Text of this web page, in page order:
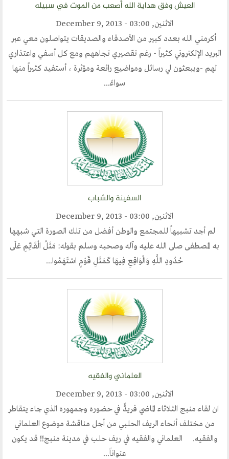
العيش وفق هداية الله أصعب من الموت في سبيله
الاثنين, December 9, 2013 - 03:00
أكرمني الله بعدد كبير من الأصدقاء والصديقات يتواصلون معي عبر
البريد الإلكتروني كثيراً - رغم تقصيري تجاههم ومع كل أسفي واعتذاري
لهم -ويبعثون لي رسائل ومواضيع رائعة ومؤثرة ، أستفيد كثيراً منها
سواءً...
السفينة والشباب
الاثنين, December 9, 2013 - 03:00
لم أجد تشبيهاً للمجتمع والوطن أفضل من تلك الصورة التي شبهها
به المصطفى صلى الله عليه وآله وصحبه وسلم بقوله: مَثَلُ الْقَائِمِ عَلَى
حُدُودِ اللَّهِ وَالْوَاقِعِ فِيهَا كَمَثَلِ قَوْمٍ اسْتَهَمُوا...
العلماني والفقيه
الاثنين, December 9, 2013 - 03:00
ان لقاء منبج الثلاثاء الماضي فريدًٌ في حضوره وجمهوره الذي جاء يتقاطر
من مختلف أنحاء الريف الحلبي من أجل مناقشة موضوع العلماني
والفقيه. العلماني والفقيه في ريف حلب في مدينة منبج!! قد يكون
عنواناً...